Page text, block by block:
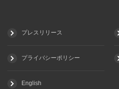
プレスリリース
プライバシーポリシー
English